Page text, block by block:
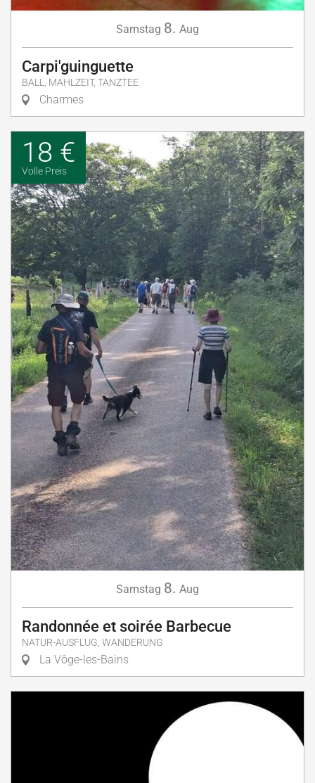
Samstag 8. Aug
Carpi'guinguette
BALL, MAHLZEIT, TANZTEE
Charmes
18 €
Volle Preis
Samstag 8. Aug
Randonnée et soirée Barbecue
NATUR-AUSFLUG, WANDERUNG
La Vôge-les-Bains